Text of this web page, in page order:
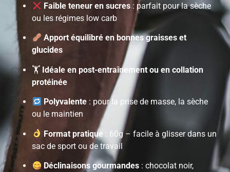
Faible teneur en sucres: parfait pour la sèche
ou les régimes low carb
Apport équilibré en bonnes graisses et
glucides
🏋️ Idéale en post-entraînement ou en collation
protéinée
Polyvalente: pour la prise de masse, la sèche
ou le maintien
Format pratique : 60g – facile à glisser dans un
sac de sport ou de travail
Déclinaisons gourmandes: chocolat noir,